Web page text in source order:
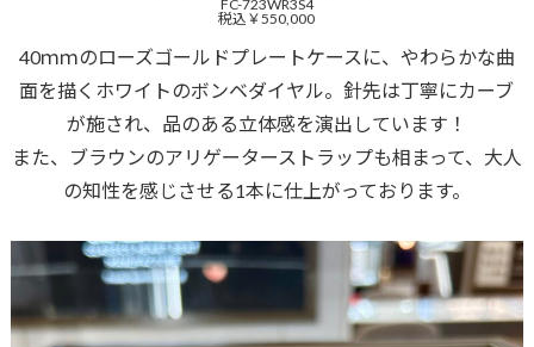
FC-723WR3S4
税込￥550,000
40ｍｍのローズゴールドプレートケースに、やわらかな曲
面を描くホワイトのボンベダイヤル。針先は丁寧にカーブ
が施され、品のある立体感を演出しています！
また、ブラウンのアリゲーターストラップも相まって、大人
の知性を感じさせる1本に仕上がっております。